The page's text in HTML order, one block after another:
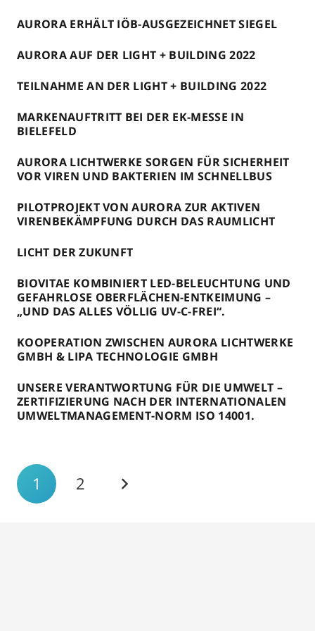
AURORA ERHÄLT IÖB-AUSGEZEICHNET SIEGEL
AURORA AUF DER LIGHT + BUILDING 2022
TEILNAHME AN DER LIGHT + BUILDING 2022
MARKENAUFTRITT BEI DER EK-MESSE IN
BIELEFELD
AURORA LICHTWERKE SORGEN FÜR SICHERHEIT
VOR VIREN UND BAKTERIEN IM SCHNELLBUS
PILOTPROJEKT VON AURORA ZUR AKTIVEN
VIRENBEKÄMPFUNG DURCH DAS RAUMLICHT
LICHT DER ZUKUNFT
BIOVITAE KOMBINIERT LED-BELEUCHTUNG UND
GEFAHRLOSE OBERFLÄCHEN-ENTKEIMUNG –
„UND DAS ALLES VÖLLIG UV-C-FREI“.
KOOPERATION ZWISCHEN AURORA LICHTWERKE
GMBH & LIPA TECHNOLOGIE GMBH
UNSERE VERANTWORTUNG FÜR DIE UMWELT –
ZERTIFIZIERUNG NACH DER INTERNATIONALEN
UMWELTMANAGEMENT-NORM ISO 14001.
1 2